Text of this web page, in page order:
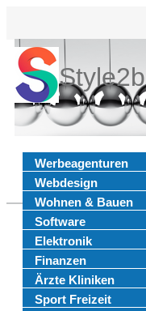
Style2b
Werbeagenturen
Webdesign
Wohnen & Bauen
Software
Elektronik
Finanzen
Ärzte Kliniken
Sport Freizeit